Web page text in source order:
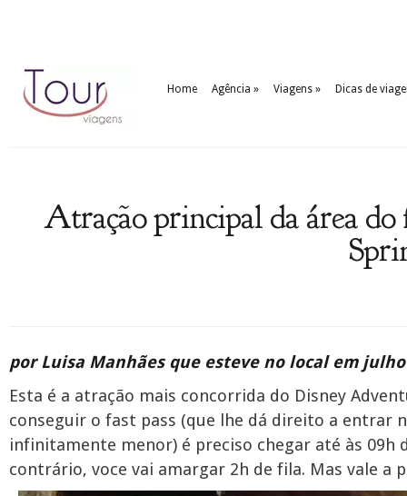
Home Agência » Viagens » Dicas de
Atração principal da área
por Luisa Manhães que esteve no local em julho
Esta é a atração mais concorrida do Disney
conseguir o fast pass (que lhe dá direito a entrar
infinitamente menor) é preciso chegar até às 09h
contrário, voce vai amargar 2h de fila. Mas vale a